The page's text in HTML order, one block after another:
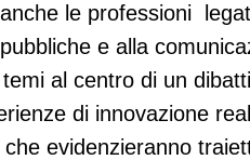
le professioni
e alla
al centro di un
di innovazione
che evidenzieranno